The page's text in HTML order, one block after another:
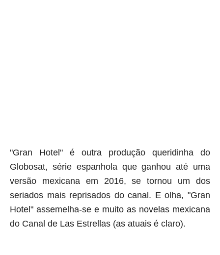
"Gran Hotel" é outra produção queridinha do
Globosat, série espanhola que ganhou até uma
versão mexicana em 2016, se tornou um dos
seriados mais reprisados do canal. E olha, "Gran
Hotel" assemelha-se e muito as novelas mexicana
do Canal de Las Estrellas (as atuais é claro).